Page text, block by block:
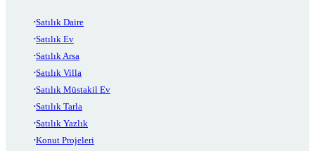
Satılık Daire
Satılık Ev
Satılık Arsa
Satılık Villa
Satılık Müstakil Ev
Satılık Tarla
Satılık Yazlık
Konut Projeleri